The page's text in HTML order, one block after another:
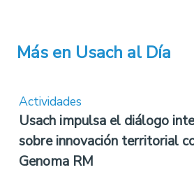
Más en Usach al Día
Actividades
Usach impulsa el diálogo
sobre innovación territorial
Genoma RM